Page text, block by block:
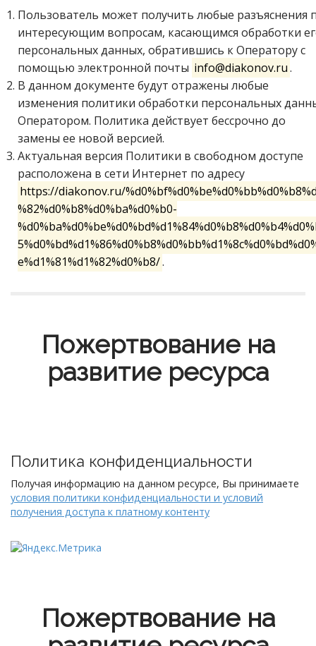
Пользователь может получить любые разъяснения
интересующим вопросам, касающимся обработки
персональных данных, обратившись к Оператору с
помощью электронной почты info@diakonov.ru.
В данном документе будут отражены любые
изменения политики обработки персональных
Оператором. Политика действует бессрочно до
замены ее новой версией.
Актуальная версия Политики в свободном доступе
расположена в сети Интернет по адресу
https://diakonov.ru/
%82%d0%b8%d0%ba%d0%b0-
e%d1%81%d1%82%d0%b8/.
Пожертвование на
развитие ресурса
Политика конфиденциальности
Получая информацию на данном ресурсе, Вы принимаете
условия политики конфиденциальности и условий
получения доступа к платному контенту
Пожертвование на